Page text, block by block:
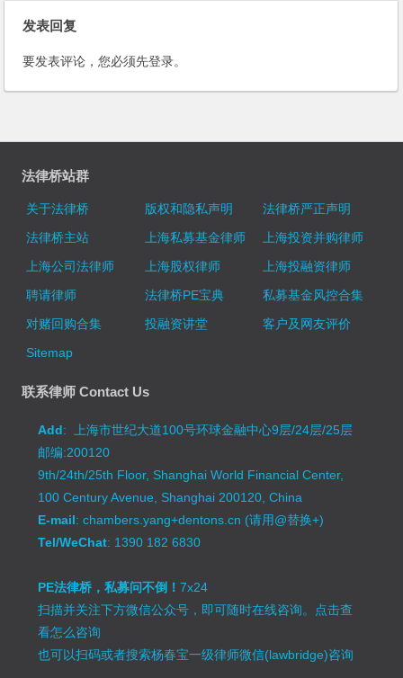
发表回复
要发表评论，您必须先登录。
法律桥站群
关于法律桥 版权和隐私声明
法律桥严正声明
法律桥主站
上海私募基金律师
上海投资并购律师
上海公司法律师
上海股权律师
上海投融资律师
聘请律师
法律桥PE宝典
私募基金风控合集
对赌回购合集
投融资讲堂
客户及网友评价
Sitemap
联系律师 Contact Us
Add: 上海市世纪大道100号环球金融中心9层/24层/25层
邮编:200120
9th/24th/25th Floor, Shanghai World Financial Center,
100 Century Avenue, Shanghai 200120, China
E-mail: chambers.yang+dentons.cn (请用@替换+)
Tel/WeChat: 1390 182 6830
PE法律桥，私募问不倒！7x24
扫描并关注下方微信公众号，即可随时在线咨询。 点击查
看怎么咨询
也可以扫码或者搜索杨春宝一级律师微信(lawbridge)咨询